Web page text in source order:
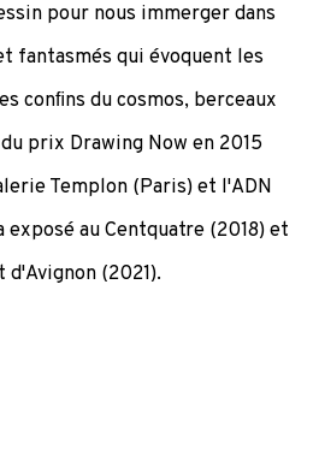
pour nous immerger dans
fantasmés qui évoquent les
conﬁns du cosmos, berceaux
prix Drawing Now en 2015
Templon (Paris) et l'ADN
exposé au Centquatre (2018) et
(2021).